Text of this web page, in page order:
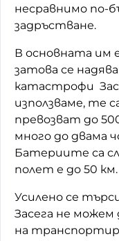
несравнимо по-
задръстване.
В основната им
затова се
катастрофи
използваме, те
превозват до
много до двама
Батериите са
полет е до 50 км.
Усилено се
Засега не можем
на